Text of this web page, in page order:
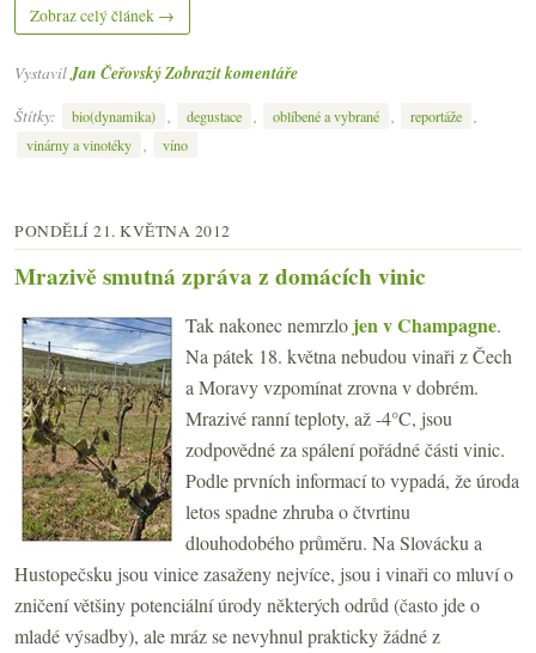
Zobraz celý článek →
VystavilJan ČeřovskýZobrazit komentáře
Štítky:
bio(dynamika) , degustace , oblíbené a vybrané , reportáže ,
vinárny a vinotéky , víno
PONDĚLÍ 21. KVĚTNA 2012
Mrazivě smutná zpráva z domácích vinic
Tak nakonec nemrzlo jen v Champagne.
Na pátek 18. května nebudou vinaři z Čech
a Moravy vzpomínat zrovna v dobrém.
Mrazivé ranní teploty, až -4°C, jsou
zodpovědné za spálení pořádné části vinic.
Podle prvních informací to vypadá, že úroda
letos spadne zhruba o čtvrtinu
dlouhodobého průměru. Na Slovácku a
Hustopečsku jsou vinice zasaženy nejvíce, jsou i vinaři co mluví o
zničení většiny potenciální úrody některých odrůd (často jde o
mladé výsadby), ale mráz se nevyhnul prakticky žádné z